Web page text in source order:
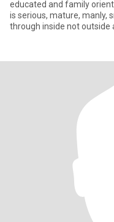
educated and family
is serious, mature, manly,
through inside not outside